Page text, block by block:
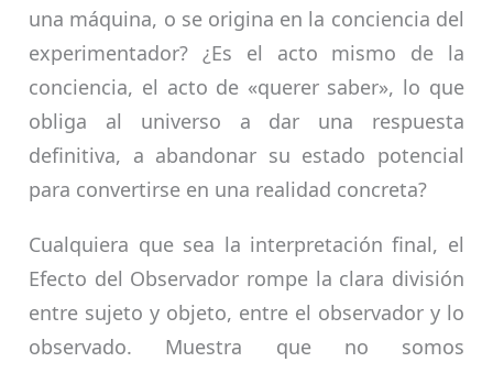
una máquina, o se origina en la conciencia del
experimentador? ¿Es el acto mismo de la
conciencia, el acto de «querer saber», lo que
obliga al universo a dar una respuesta
definitiva, a abandonar su estado potencial
para convertirse en una realidad concreta?
Cualquiera que sea la interpretación final, el
Efecto del Observador rompe la clara división
entre sujeto y objeto, entre el observador y lo
observado. Muestra que no somos